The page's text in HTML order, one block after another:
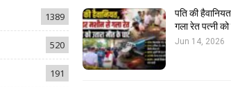
1389
520
191
पति की
गला रेत पत्नी
Jun 14, 2026